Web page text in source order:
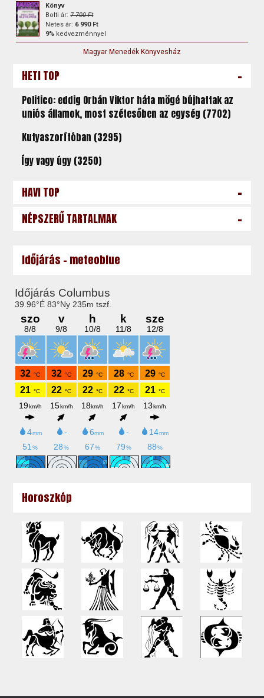
Könyv
Bolti ár:7 700 Ft
Netes ár: 6 990 Ft
9% kedvezménnyel
Magyar Menedék Könyvesház
HETI TOP -
Politico: eddig Orbán Viktor háta mögé bújhattak az
uniós államok, most szétesőben az egység (7702)
Kutyaszorítóban (3295)
Így vagy úgy (3250)
HAVI TOP -
NÉPSZERŰ TARTALMAK -
Időjárás - meteoblue
Horoszkóp